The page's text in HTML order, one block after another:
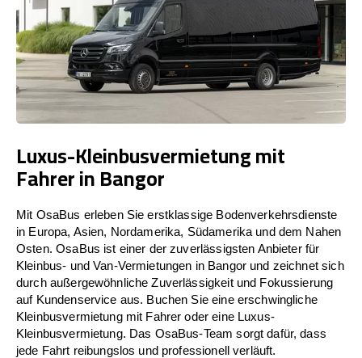
Luxus-Kleinbusvermietung mit
Fahrer in Bangor
Mit OsaBus erleben Sie erstklassige Bodenverkehrsdienste
in Europa, Asien, Nordamerika, Südamerika und dem Nahen
Osten. OsaBus ist einer der zuverlässigsten Anbieter für
Kleinbus- und Van-Vermietungen in Bangor und zeichnet sich
durch außergewöhnliche Zuverlässigkeit und Fokussierung
auf Kundenservice aus. Buchen Sie eine erschwingliche
Kleinbusvermietung mit Fahrer oder eine Luxus-
Kleinbusvermietung. Das OsaBus-Team sorgt dafür, dass
jede Fahrt reibungslos und professionell verläuft.